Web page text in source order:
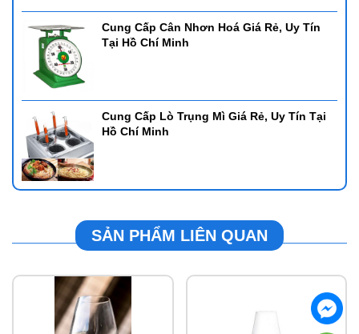
Cung Cấp Cân Nhơn Hoá Giá Rẻ, Uy Tín
Tại Hồ Chí Minh
Cung Cấp Lò Trụng Mì Giá Rẻ, Uy Tín Tại
Hồ Chí Minh
SẢN PHẨM LIÊN QUAN